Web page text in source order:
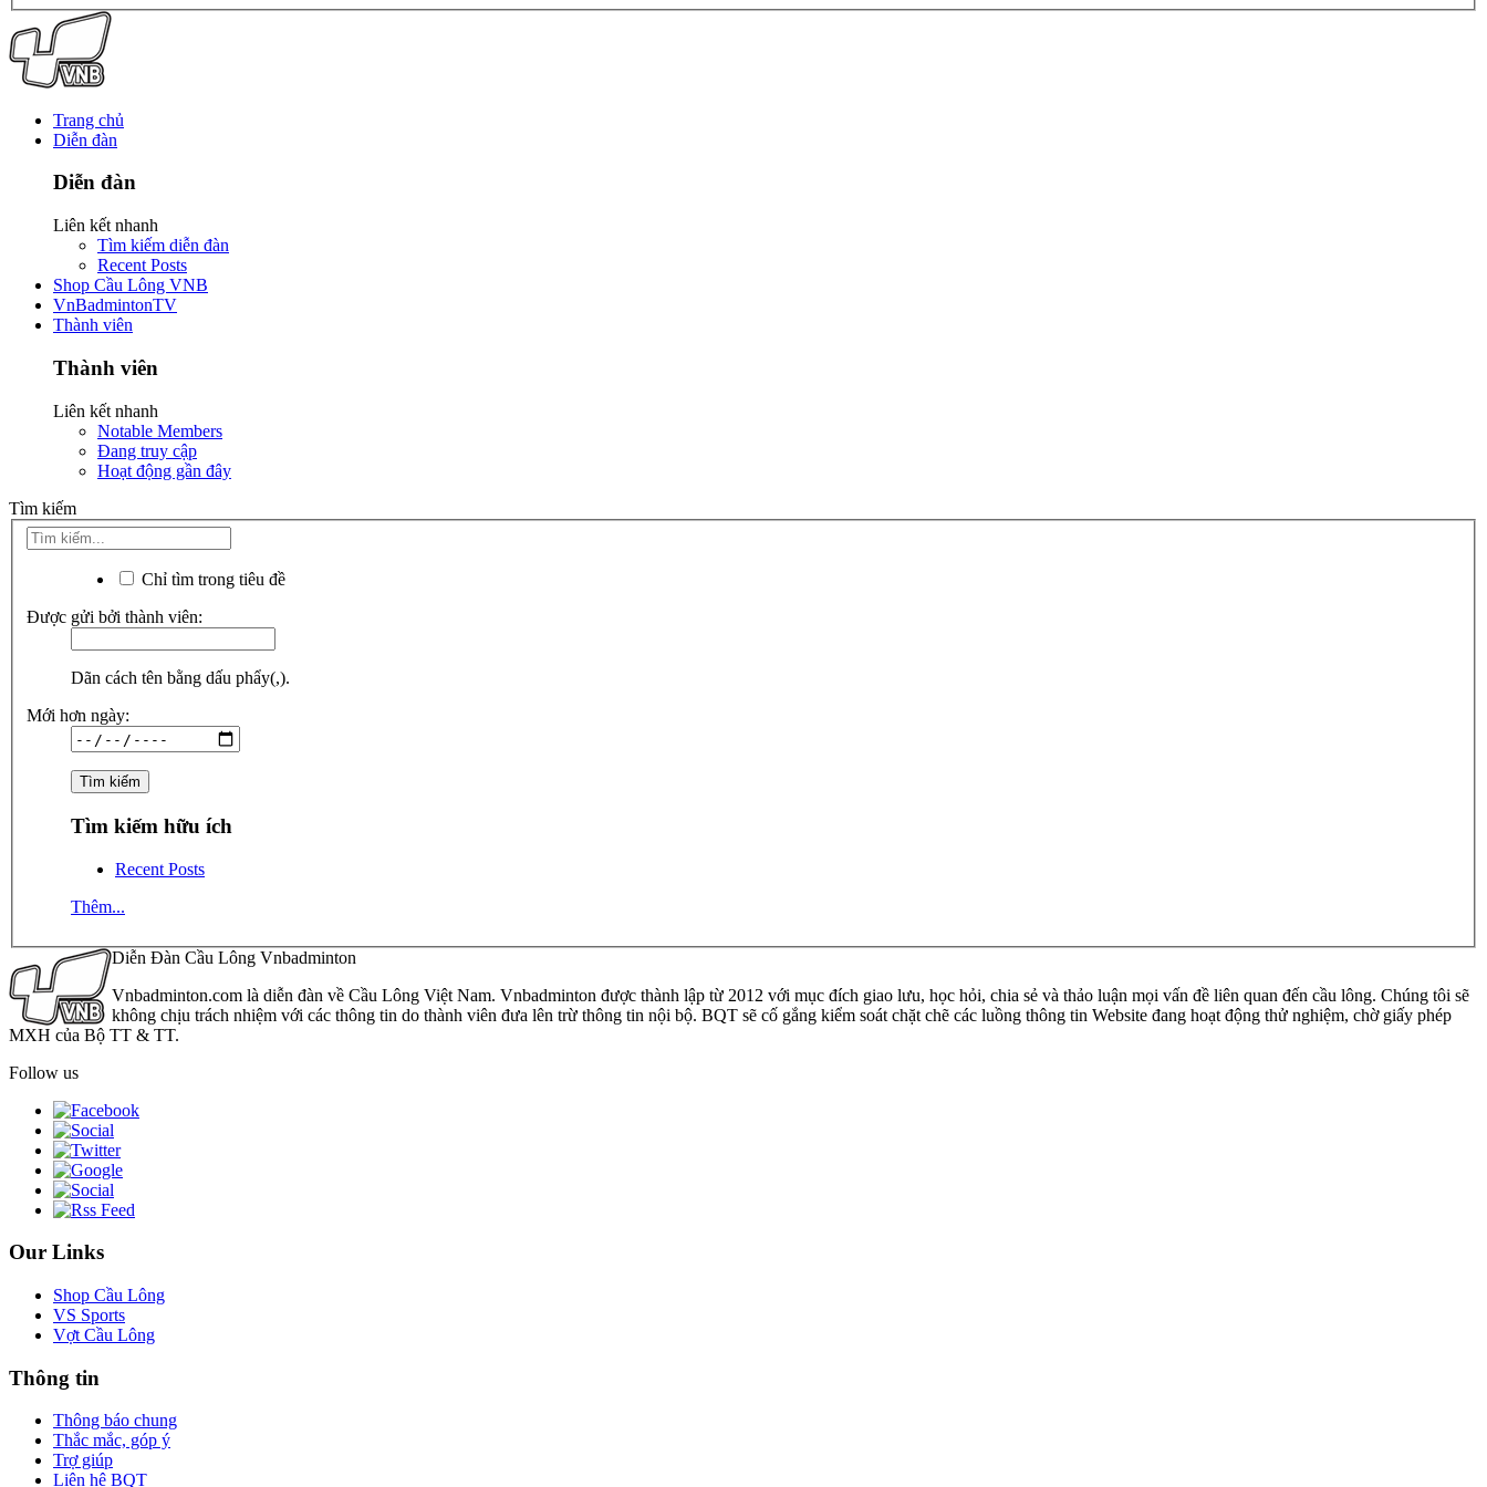
Trang chủ
Diễn đàn
Diễn đàn
Liên kết nhanh
Tìm kiếm diễn đàn
Recent Posts
Shop Cầu Lông VNB
VnBadmintonTV
Thành viên
Thành viên
Liên kết nhanh
Notable Members
Đang truy cập
Hoạt động gần đây
Tìm kiếm
Chỉ tìm trong tiêu đề
Được gửi bởi thành viên:
Dãn cách tên bằng dấu phẩy(,).
Mới hơn ngày:
Tìm kiếm hữu ích
Recent Posts
Thêm...
Diễn Đàn Cầu Lông Vnbadminton
Vnbadminton.com là diễn đàn về Cầu Lông Việt Nam. Vnbadminton được thành lập từ 2012 với mục đích giao lưu, học hỏi, chia sẻ và thảo luận mọi vấn đề liên quan đến cầu lông. Chúng tôi sẽ
không chịu trách nhiệm với các thông tin do thành viên đưa lên trừ thông tin nội bộ. BQT sẽ cố gắng kiểm soát chặt chẽ các luồng thông tin Website đang hoạt động thử nghiệm, chờ giấy phép
MXH của Bộ TT & TT.
Follow us
Our Links
Shop Cầu Lông
VS Sports
Vợt Cầu Lông
Thông tin
Thông báo chung
Thắc mắc, góp ý
Trợ giúp
Liên hệ BQT